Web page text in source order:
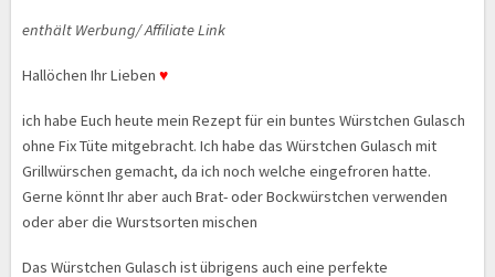
enthält Werbung/ Affiliate Link
Hallöchen Ihr Lieben ♥
ich habe Euch heute mein Rezept für ein buntes Würstchen Gulasch
ohne Fix Tüte mitgebracht. Ich habe das Würstchen Gulasch mit
Grillwürschen gemacht, da ich noch welche eingefroren hatte.
Gerne könnt Ihr aber auch Brat- oder Bockwürstchen verwenden
oder aber die Wurstsorten mischen
Das Würstchen Gulasch ist übrigens auch eine perfekte